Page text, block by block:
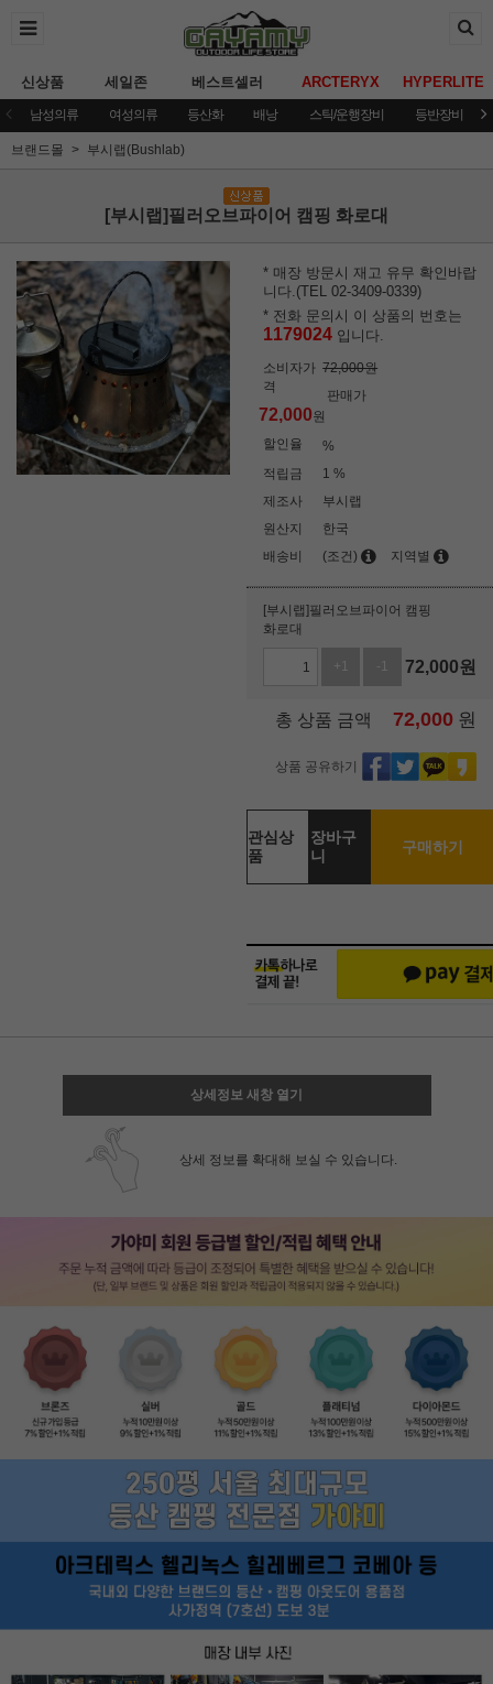
신상품 세일존 베스트셀러 ARCTERYX HYPERLITE
남성의류 여성의류 등산화 배낭 스틱/운행장비 등반장비
브랜드몰 부시랩(Bushlab)
[부시랩]필러오브파이어 캠핑 화로대
* 매장 방문시 재고 유무 확인바랍
니다.(TEL 02-3409-0339)
* 전화 문의시 이 상품의 번호는
1179024 입니다.
소비자가
격
72,000원
판매가
72,000원
할인율
%
적립금
1 %
제조사
부시랩
원산지
한국
배송비
(조건) 지역별
[부시랩]필러오브파이어 캠핑
화로대
+1 -1 72,000원
총 상품 금액 72,000 원
상품 공유하기
관심상
품
장바구
니
구매하기
상세정보 새창 열기
상세 정보를 확대해 보실 수 있습니다.